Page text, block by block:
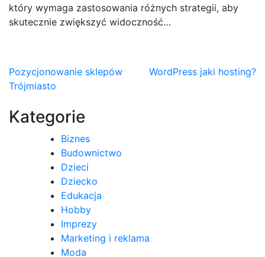
który wymaga zastosowania różnych strategii, aby
skutecznie zwiększyć widoczność…
Nawigacja
wpisu
Pozycjonowanie sklepów
Trójmiasto
WordPress jaki hosting?
Kategorie
Biznes
Budownictwo
Dzieci
Dziecko
Edukacja
Hobby
Imprezy
Marketing i reklama
Moda